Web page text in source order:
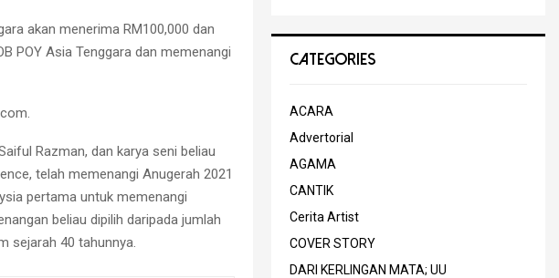
akan menerima RM100,000 dan
POY Asia Tenggara dan memenangi
Razman, dan karya seni beliau
telah memenangi Anugerah 2021
pertama untuk memenangi
beliau dipilih daripada jumlah
sejarah 40 tahunnya.
CATEGORIES
ACARA
Advertorial
AGAMA
CANTIK
Cerita Artist
COVER STORY
DARI KERLINGAN MATA; UU